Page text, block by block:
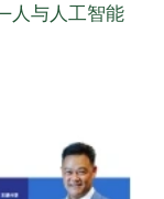
人与人工智能